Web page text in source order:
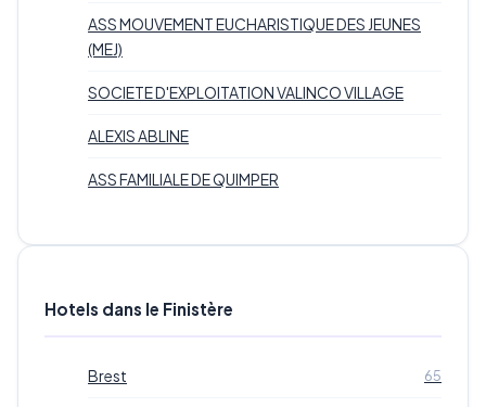
ASS MOUVEMENT EUCHARISTIQUE DES JEUNES
(MEJ)
SOCIETE D'EXPLOITATION VALINCO VILLAGE
ALEXIS ABLINE
ASS FAMILIALE DE QUIMPER
Hotels dans le Finistère
Brest 65